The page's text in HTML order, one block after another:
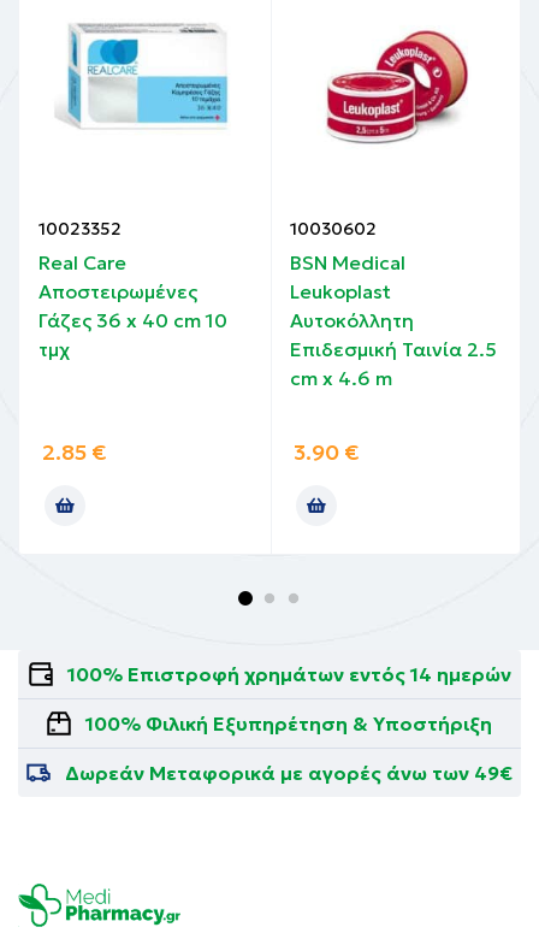
10023352
Real Care
Αποστειρωμένες
Γάζες 36 x 40 cm 10
τμχ
2.85 €
10030602
BSN Medical
Leukoplast
Αυτοκόλλητη
Επιδεσμική Ταινία 2.5
cm x 4.6 m
3.90 €
100% Επιστροφή χρημάτων εντός 14 ημερών
100% Φιλική Εξυπηρέτηση & Υποστήριξη
Δωρεάν Μεταφορικά με αγορές άνω των 49€